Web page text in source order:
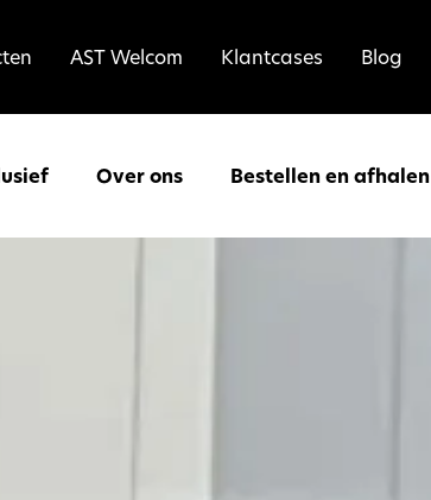
AST Welcom Klantcases Blog
Over ons Bestellen en afhalen